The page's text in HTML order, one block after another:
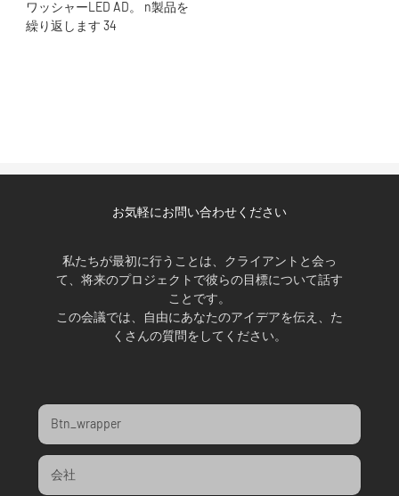
お気軽にお問い合わせください
私たちが最初に行うことは、クライアントと会っ
て、将来のプロジェクトで彼らの目標について話す
ことです。
この会議では、自由にあなたのアイデアを伝え、た
くさんの質問をしてください。
Btn_wrapper
会社